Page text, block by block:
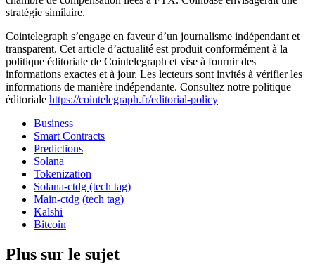
stratégie similaire.
Cointelegraph s’engage en faveur d’un journalisme indépendant et
transparent. Cet article d’actualité est produit conformément à la
politique éditoriale de Cointelegraph et vise à fournir des
informations exactes et à jour. Les lecteurs sont invités à vérifier les
informations de manière indépendante. Consultez notre politique
éditoriale https://cointelegraph.fr/editorial-policy
Business
Smart Contracts
Predictions
Solana
Tokenization
Solana-ctdg (tech tag)
Main-ctdg (tech tag)
Kalshi
Bitcoin
Plus sur le sujet